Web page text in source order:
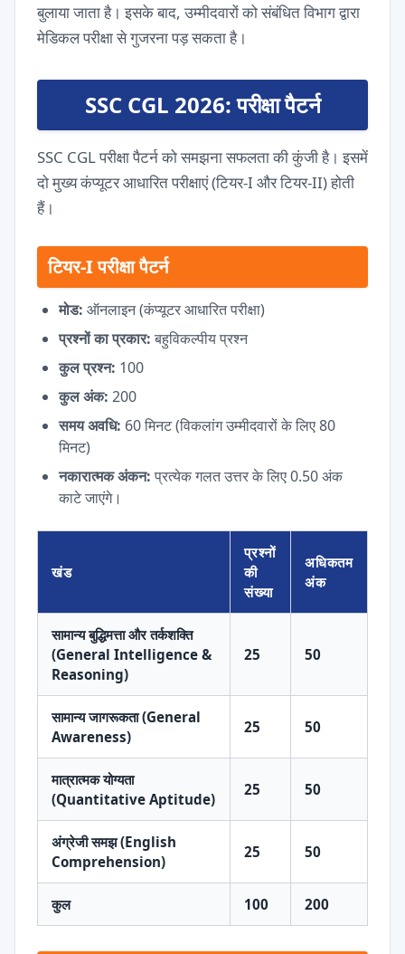
बुलाया जाता है। इसके बाद, उम्मीदवारों को संबंधित विभाग द्वारा
मेडिकल परीक्षा से गुजरना पड़ सकता है।
SSC CGL 2026: परीक्षा पैटर्न
SSC CGL परीक्षा पैटर्न को समझना सफलता की कुंजी है। इसमें
दो मुख्य कंप्यूटर आधारित परीक्षाएं (टियर-I और टियर-II) होती
हैं।
टियर-I परीक्षा पैटर्न
मोड: ऑनलाइन (कंप्यूटर आधारित परीक्षा)
प्रश्नों का प्रकार: बहुविकल्पीय प्रश्न
कुल प्रश्न: 100
कुल अंक: 200
समय अवधि: 60 मिनट (विकलांग उम्मीदवारों के लिए 80
मिनट)
नकारात्मक अंकन: प्रत्येक गलत उत्तर के लिए 0.50 अंक
काटे जाएंगे।
खंड
प्रश्नों
की
संख्या
अधिकतम
अंक
सामान्य बुद्धिमत्ता और तर्कशक्ति
(General Intelligence &
Reasoning)
25 50
सामान्य जागरूकता (General
Awareness)
25 50
मात्रात्मक योग्यता
(Quantitative Aptitude)
25 50
अंग्रेजी समझ (English
Comprehension)
25 50
कुल 100 200